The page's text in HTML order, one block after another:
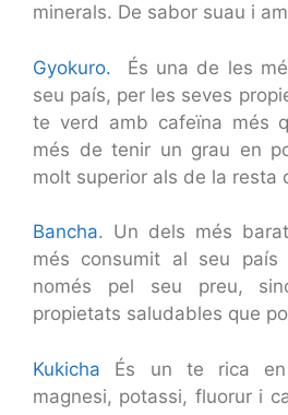
minerals. De sabor suau i
Gyokuro. És una de les
seu país, per les seves
te verd amb cafeïna més
més de tenir un grau en
molt superior als de la resta
Bancha. Un dels més
més consumit al seu país
només pel seu preu,
propietats saludables que
Kukicha És un te rica en
magnesi, potassi, fluorur i